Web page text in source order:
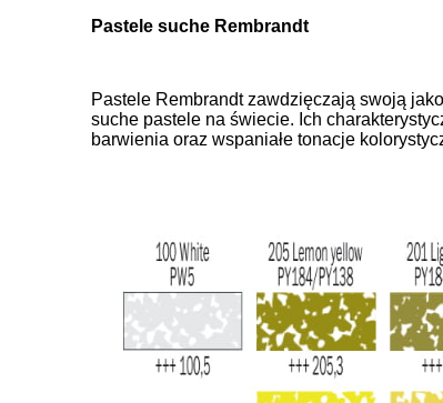
Pastele suche Rembrandt
Pastele Rembrandt zawdzięczają swoją
suche pastele na świecie. Ich
barwienia oraz wspaniałe tonacje